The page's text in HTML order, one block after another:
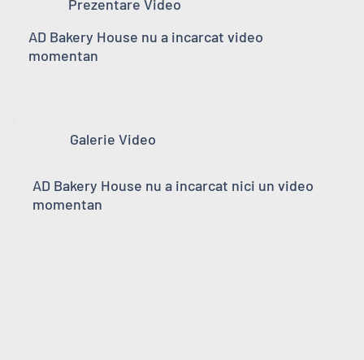
Prezentare Video
AD Bakery House nu a incarcat video
momentan
Galerie Video
AD Bakery House nu a incarcat nici un video
momentan